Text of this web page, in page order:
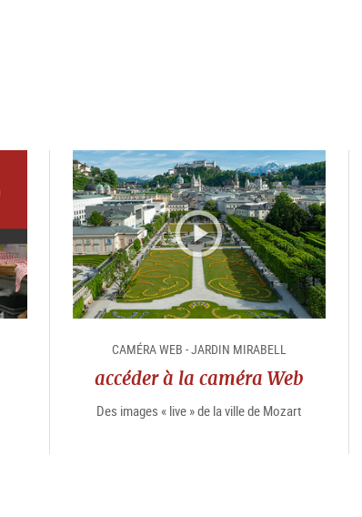
CAMÉRA WEB - JARDIN MIRABELL
accéder à la caméra Web
Des images « live » de la ville de Mozart